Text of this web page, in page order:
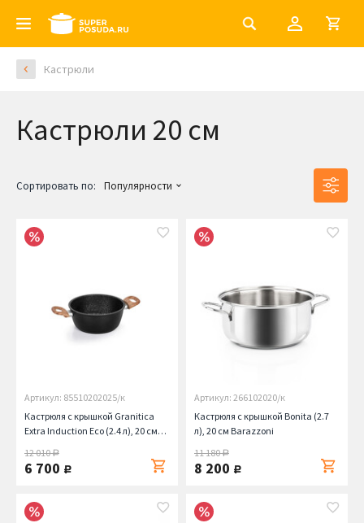
Кастрюли
Кастрюли 20 см
Сортировать по: Популярности
Артикул: 85510202025/к
Кастрюля с крышкой Granitica
Extra Induction Eco (2.4 л), 20 см
12 010руб.
6 700 руб.
Артикул: 266102020/к
Кастрюля с крышкой Bonita (2.7
л), 20 см Barazzoni
11 180руб.
8 200 руб.